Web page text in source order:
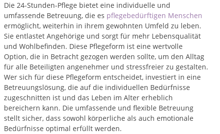
Die 24-Stunden-Pflege bietet eine individuelle und
umfassende Betreuung, die es pflegebedürftigen Menschen
ermöglicht, weiterhin in ihrem gewohnten Umfeld zu leben.
Sie entlastet Angehörige und sorgt für mehr Lebensqualität
und Wohlbefinden. Diese Pflegeform ist eine wertvolle
Option, die in Betracht gezogen werden sollte, um den Alltag
für alle Beteiligten angenehmer und stressfreier zu gestalten.
Wer sich für diese Pflegeform entscheidet, investiert in eine
Betreuungslösung, die auf die individuellen Bedürfnisse
zugeschnitten ist und das Leben im Alter erheblich
bereichern kann. Die umfassende und flexible Betreuung
stellt sicher, dass sowohl körperliche als auch emotionale
Bedürfnisse optimal erfüllt werden.